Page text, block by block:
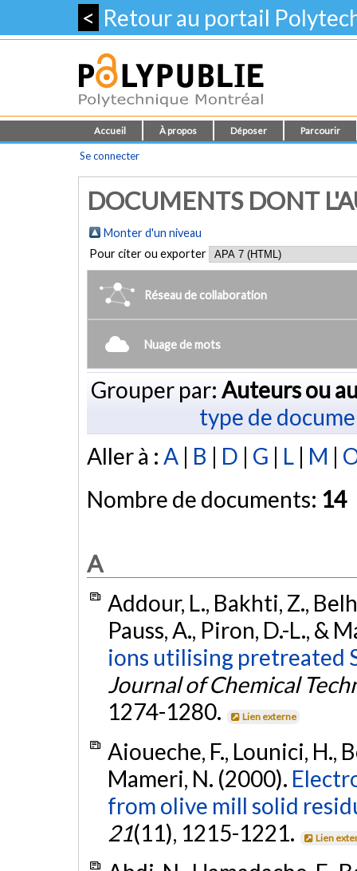
< Retour au portail
Accueil À propos Déposer Parcourir
Se connecter
DOCUMENTS DONT
Monter d'un niveau
Pour citer ou exporter
Réseau de collaboration
Nuage de mots
Grouper par: Auteurs ou
type de
Aller à : A | B | D | G | L | M |
Nombre de documents: 14
A
Addour, L., Bakhti, Z.,
Pauss, A., Piron, D.-L., &
ions utilising pretreated
Journal of Chemical
1274-1280.
Lien externe
Aioueche, F., Lounici, H.,
Mameri, N. (2000).
from olive mill solid
21(11), 1215-1221. Lien